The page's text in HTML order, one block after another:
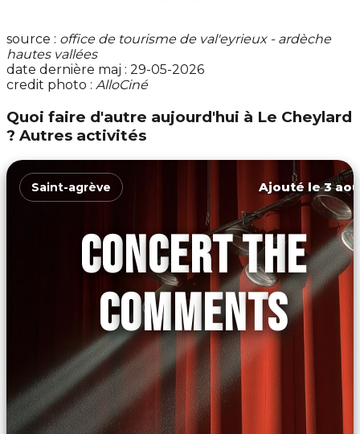
source : office de tourisme de val'eyrieux - ardèche
hautes vallées
date dernière maj : 29-05-2026
credit photo : AlloCiné
Quoi faire d'autre aujourd'hui à Le Cheylard
? Autres activités
Saint-agrève Ajouté le 3
CONCERT THE
COMMENTS